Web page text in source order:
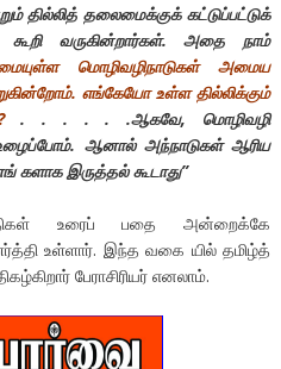
தில்லித் தலைமைக்குக் கட்டுப்பட்டுக்
வருகின்றார்கள். அதை நாம்
மொழிவழிநாடுகள் அமைய
எங்கேயோ உள்ள தில்லிக்கும்
. . . . . .ஆகவே, மொழிவழி
ஆனால் அந்நாடுகள் ஆரிய
களாக இருத்தல் கூடாது’’
உரைப் பதை அன்றைக்கே
உள்ளார். இந்த வகை யில் தமிழ்த்
பேராசிரியர் எனலாம்.